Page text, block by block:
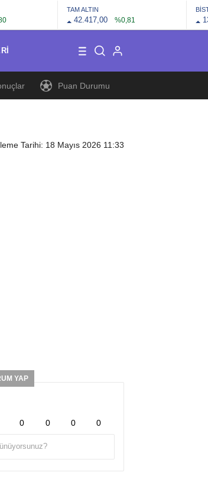
TAM ALTIN
42.417,00 %0,81
Puan Durumu
Tarihi: 18 Mayıs 2026 11:33
YAP
0 0 0 0